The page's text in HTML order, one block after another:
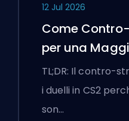
12 Jul 2026
Come
per una
TL;DR: Il contro-
i duelli in CS2
son…